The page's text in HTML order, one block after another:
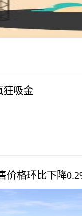
市场疯狂吸金
价格环比下降